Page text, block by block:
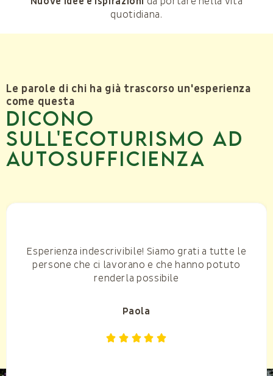
quotidiana.
Le parole di chi ha già trascorso un'esperienza
come questa
Dicono
sull'ecoturismo ad
autosufficienza
Paola
    
Esperienza indescrivibile! Siamo grati a tutte le
persone che ci lavorano e che hanno potuto
renderla possibile